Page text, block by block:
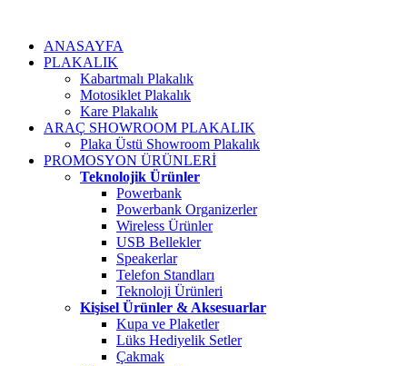
ANASAYFA
PLAKALIK
Kabartmalı Plakalık
Motosiklet Plakalık
Kare Plakalık
ARAÇ SHOWROOM PLAKALIK
Plaka Üstü Showroom Plakalık
PROMOSYON ÜRÜNLERİ
Teknolojik Ürünler
Powerbank
Powerbank Organizerler
Wireless Ürünler
USB Bellekler
Speakerlar
Telefon Standları
Teknoloji Ürünleri
Kişisel Ürünler & Aksesuarlar
Kupa ve Plaketler
Lüks Hediyelik Setler
Çakmak